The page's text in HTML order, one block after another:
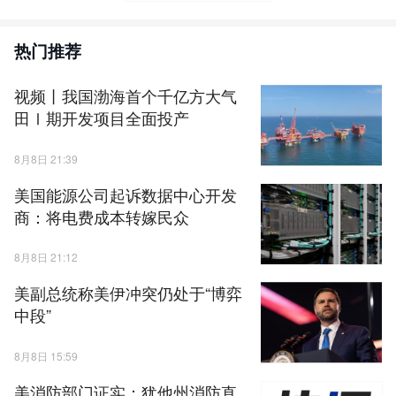
热门推荐
视频丨我国渤海首个千亿方大气
田Ⅰ期开发项目全面投产
8月8日 21:39
美国能源公司起诉数据中心开发
商：将电费成本转嫁民众
8月8日 21:12
美副总统称美伊冲突仍处于“博弈
中段”
8月8日 15:59
美消防部门证实：犹他州消防直